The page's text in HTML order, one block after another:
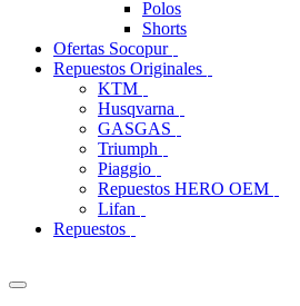
Polos
Shorts
Ofertas Socopur
Repuestos Originales
KTM
Husqvarna
GASGAS
Triumph
Piaggio
Repuestos HERO OEM
Lifan
Repuestos